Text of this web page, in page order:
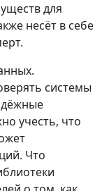
для
несёт в себе
системы
учесть, что
Что